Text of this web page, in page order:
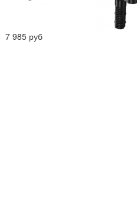
7 985 руб